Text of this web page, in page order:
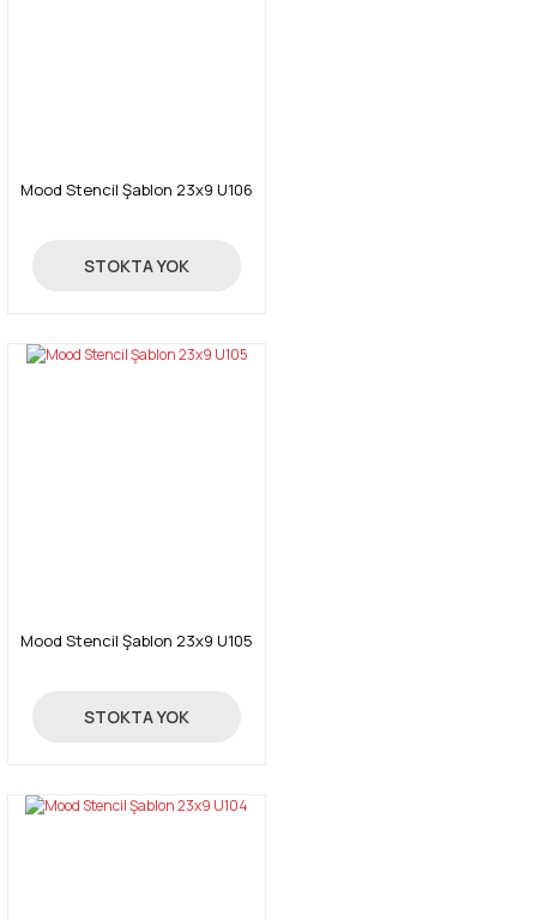
Mood Stencil Şablon 23x9 U106
24,00 TL
STOKTA YOK
Mood Stencil Şablon 23x9 U105
24,00 TL
STOKTA YOK